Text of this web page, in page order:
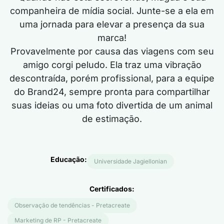
companheira de mídia social. Junte-se a ela em
uma jornada para elevar a presença da sua
marca!
Provavelmente por causa das viagens com seu
amigo corgi peludo. Ela traz uma vibração
descontraída, porém profissional, para a equipe
do Brand24, sempre pronta para compartilhar
suas ideias ou uma foto divertida de um animal
de estimação.
Educação: Universidade Jagiellonian
Certificados:
Observação de tendências - Pretacreate
Marketing de RP - Pretacreate